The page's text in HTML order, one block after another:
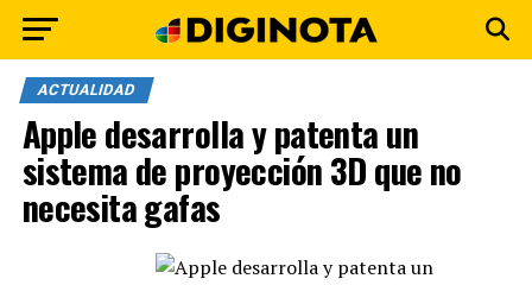
ACTUALIDAD
Apple desarrolla y patenta un
sistema de proyección 3D que no
necesita gafas